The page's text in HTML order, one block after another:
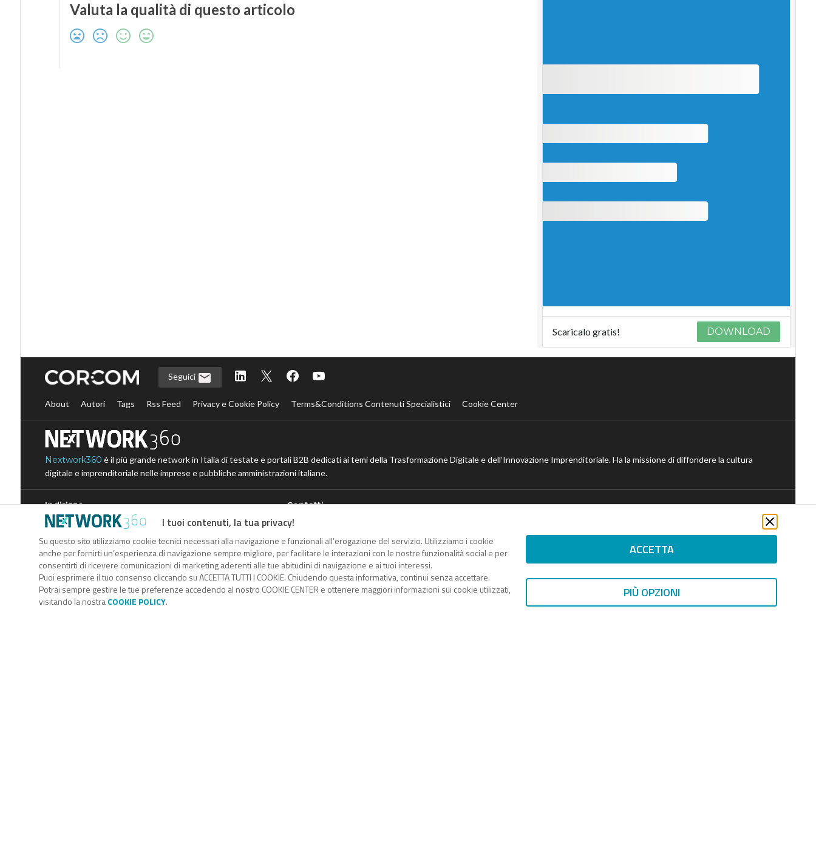
Valuta la qualità di questo articolo
Scaricalo gratis! DOWNLOAD
I tuoi contenuti, la tua privacy!
Su questo sito utilizziamo cookie tecnici necessari alla navigazione e funzionali all’erogazione del servizio. Utilizziamo i cookie
anche per fornirti un’esperienza di navigazione sempre migliore, per facilitare le interazioni con le nostre funzionalità social e per
consentirti di ricevere comunicazioni di marketing aderenti alle tue abitudini di navigazione e ai tuoi interessi.
Puoi esprimere il tuo consenso cliccando su ACCETTA TUTTI I COOKIE. Chiudendo questa informativa, continui senza accettare.
Potrai sempre gestire le tue preferenze accedendo al nostro COOKIE CENTER e ottenere maggiori informazioni sui cookie utilizzati,
visitando la nostraCOOKIE POLICY.
ACCETTA
PIÙ OPZIONI
Seguici
About Autori Tags Rss Feed Privacy e Cookie Policy Terms&Conditions Contenuti Specialistici Cookie Center
Nextwork360 è il più grande network in Italia di testate e portali B2B dedicati ai temi della Trasformazione Digitale e dell’Innovazione Imprenditoriale. Ha la missione di diffondere la cultura
digitale e imprenditoriale nelle imprese e pubbliche amministrazioni italiane.
Indirizzo
Via Moretto da Brescia, 22
Milano - Italia
CAP 20133
Contatti
Contatta il nostro team per maggiori informazioni
Nextwork360 - Codice fiscale e Partita IVA 13868590962 - © 2026 Nextwork360. ALL RIGHTS RESERVED. ISP AWS
Mappa del sito